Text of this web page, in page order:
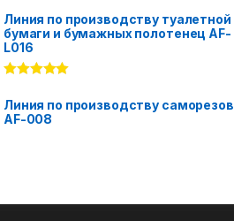
out of 5
Линия по производству туалетной
бумаги и бумажных полотенец AF-
L016
out of 5
Линия по производству саморезов
AF-008